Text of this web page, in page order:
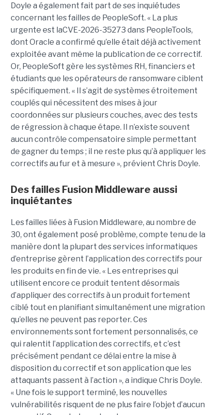
Doyle a également fait part de ses inquiétudes
concernant les failles de PeopleSoft. « La plus
urgente est laCVE-2026-35273 dans PeopleTools,
dont Oracle a confirmé qu’elle était déjà activement
exploitée avant même la publication de ce correctif.
Or, PeopleSoft gère les systèmes RH, financiers et
étudiants que les opérateurs de ransomware ciblent
spécifiquement. « Il s’agit de systèmes étroitement
couplés qui nécessitent des mises à jour
coordonnées sur plusieurs couches, avec des tests
de régression à chaque étape. Il n’existe souvent
aucun contrôle compensatoire simple permettant
de gagner du temps ; il ne reste plus qu’à appliquer les
correctifs au fur et à mesure », prévient Chris Doyle.
Des failles Fusion Middleware aussi
inquiétantes
Les failles liées à Fusion Middleware, au nombre de
30, ont également posé problème, compte tenu de la
manière dont la plupart des services informatiques
d’entreprise gèrent l’application des correctifs pour
les produits en fin de vie. « Les entreprises qui
utilisent encore ce produit tentent désormais
d’appliquer des correctifs à un produit fortement
ciblé tout en planifiant simultanément une migration
qu’elles ne peuvent pas reporter. Ces
environnements sont fortement personnalisés, ce
qui ralentit l’application des correctifs, et c’est
précisément pendant ce délai entre la mise à
disposition du correctif et son application que les
attaquants passent à l’action », a indique Chris Doyle.
« Une fois le support terminé, les nouvelles
vulnérabilités risquent de ne plus faire l’objet d’aucun